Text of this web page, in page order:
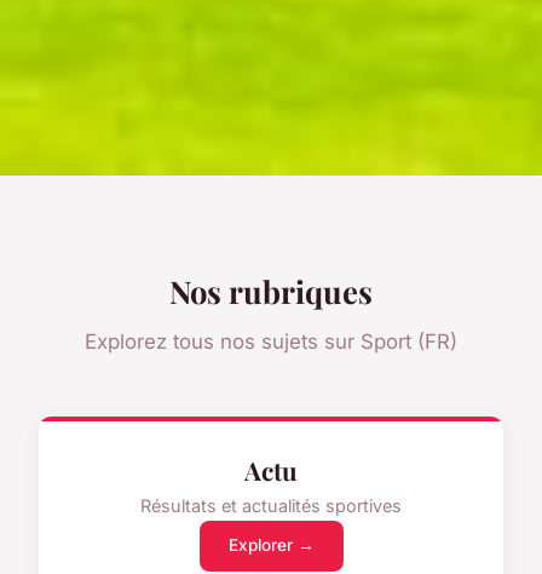
Nos rubriques
Explorez tous nos sujets sur Sport (FR)
Actu
Résultats et actualités sportives
Explorer →